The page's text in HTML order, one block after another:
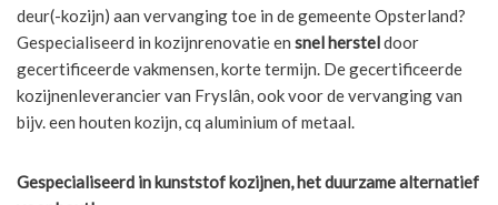
deur(-kozijn) aan vervanging toe in de gemeente Opsterland?
Gespecialiseerd in kozijnrenovatie en snel hersteldoor
gecertificeerde vakmensen, korte termijn. De gecertificeerde
kozijnenleverancier van Fryslân, ook voor de vervanging van
bijv. een houten kozijn, cq aluminium of metaal.
Gespecialiseerd in kunststof kozijnen, het duurzame alternatief